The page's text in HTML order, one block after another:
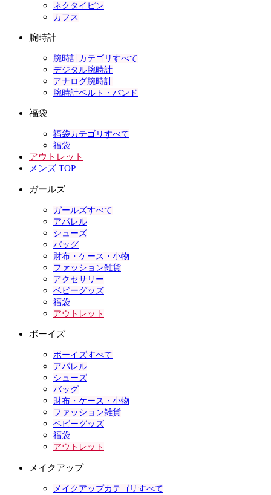
ネクタイピン
カフス
腕時計
腕時計カテゴリすべて
デジタル腕時計
アナログ腕時計
腕時計ベルト・バンド
福袋
福袋カテゴリすべて
福袋
アウトレット
メンズ TOP
ガールズ
ガールズすべて
アパレル
シューズ
バッグ
財布・ケース・小物
ファッション雑貨
アクセサリー
ベビーグッズ
福袋
アウトレット
ボーイズ
ボーイズすべて
アパレル
シューズ
バッグ
財布・ケース・小物
ファッション雑貨
ベビーグッズ
福袋
アウトレット
メイクアップ
メイクアップカテゴリすべて